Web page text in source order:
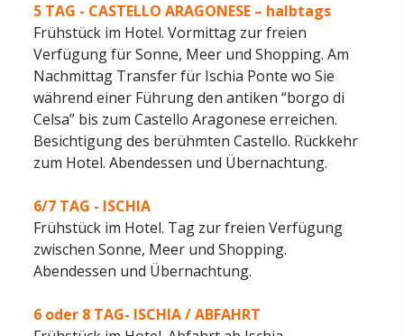
5 TAG - CASTELLO ARAGONESE – halbtags
Frühstück im Hotel. Vormittag zur freien
Verfügung für Sonne, Meer und Shopping. Am
Nachmittag Transfer für Ischia Ponte wo Sie
während einer Führung den antiken “borgo di
Celsa” bis zum Castello Aragonese erreichen.
Besichtigung des berühmten Castello. Rückkehr
zum Hotel. Abendessen und Übernachtung.
6/7 TAG - ISCHIA
Frühstück im Hotel. Tag zur freien Verfügung
zwischen Sonne, Meer und Shopping.
Abendessen und Übernachtung.
6 oder 8 TAG- ISCHIA / ABFAHRT